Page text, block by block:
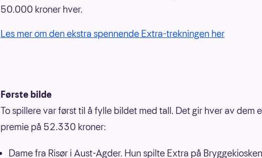
50.000 kroner hver.
Les mer om den ekstra spennende Extra-trekningen her
Første bilde
To spillere var først til å fylle bildet med tall. Det gir hver av dem
premie på 52.330 kroner:
Dame fra Risør i Aust-Agder. Hun spilte Extra på